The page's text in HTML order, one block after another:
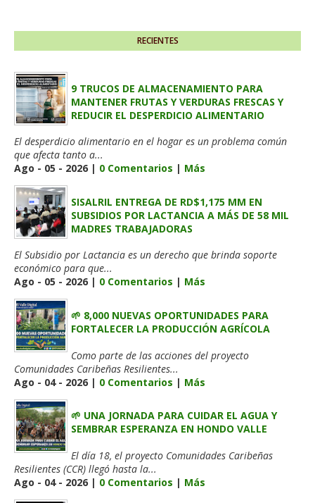
RECIENTES
9 TRUCOS DE ALMACENAMIENTO PARA
MANTENER FRUTAS Y VERDURAS FRESCAS Y
REDUCIR EL DESPERDICIO ALIMENTARIO
El desperdicio alimentario en el hogar es un problema común
que afecta tanto a...
Ago - 05 - 2026 | 0 Comentarios | Más
SISALRIL ENTREGA DE RD$1,175 MM EN
SUBSIDIOS POR LACTANCIA A MÁS DE 58 MIL
MADRES TRABAJADORAS
El Subsidio por Lactancia es un derecho que brinda soporte
económico para que...
Ago - 05 - 2026 | 0 Comentarios | Más
🌱 8,000 NUEVAS OPORTUNIDADES PARA
FORTALECER LA PRODUCCIÓN AGRÍCOLA
Como parte de las acciones del proyecto
Comunidades Caribeñas Resilientes...
Ago - 04 - 2026 | 0 Comentarios | Más
🌱 UNA JORNADA PARA CUIDAR EL AGUA Y
SEMBRAR ESPERANZA EN HONDO VALLE
El día 18, el proyecto Comunidades Caribeñas
Resilientes (CCR) llegó hasta la...
Ago - 04 - 2026 | 0 Comentarios | Más